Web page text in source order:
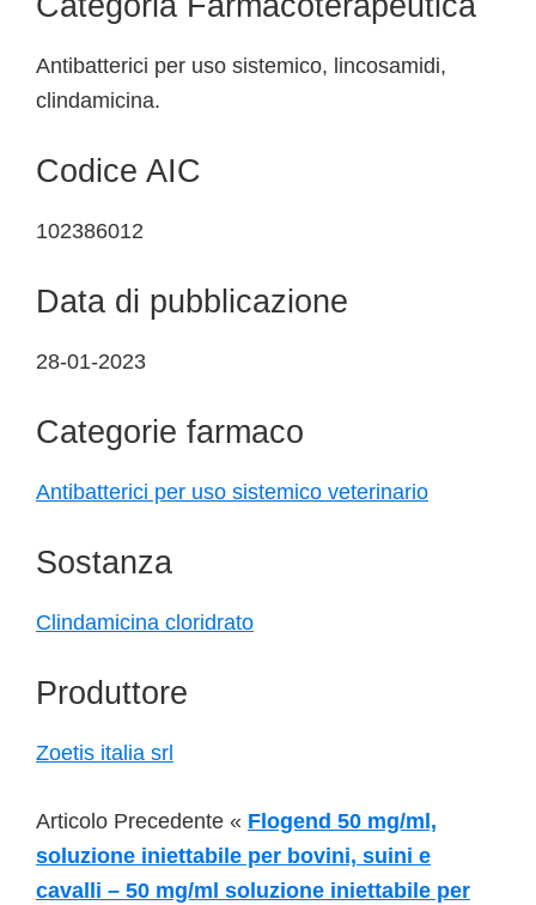
Antibatterici per uso sistemico, lincosamidi,
clindamicina.
Codice AIC
102386012
Data di pubblicazione
28-01-2023
Categorie farmaco
Antibatterici per uso sistemico veterinario
Sostanza
Clindamicina cloridrato
Produttore
Zoetis italia srl
Articolo Precedente « Flogend 50 mg/ml,
soluzione iniettabile per bovini, suini e
cavalli – 50 mg/ml soluzione iniettabile per